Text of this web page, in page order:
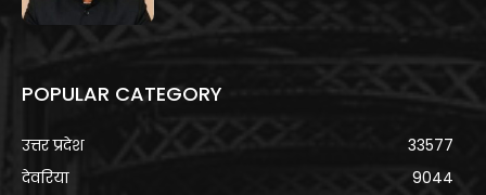
POPULAR CATEGORY
उत्तर प्रदेश
33577
देवरिया
9044